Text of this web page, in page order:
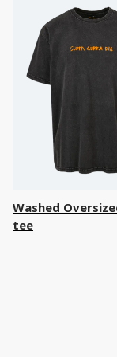
Washed
tee